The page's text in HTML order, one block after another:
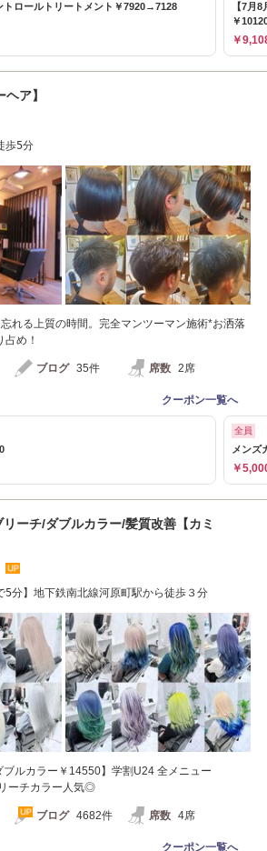
トロールトリートメント￥7920→7128
【7月
￥
￥
ア】
歩5分
忘れる上質の時間。完全マンツーマン施術*お洒落
め！
ブログ 35件 席数 2席
クーポン一覧へ
全員
メン
￥
ーチ/ダブルカラー/髪質改善【カミ
5分】地下鉄南北線河原町駅から徒歩３分
ブルカラー￥14550】学割U24 全メニュー
ーチカラー人気◎
ブログ 4682件 席数 4席
クーポン一覧へ